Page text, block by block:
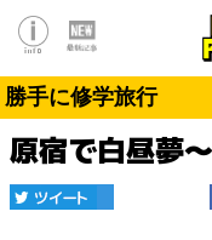
勝手に修学旅行
原宿で白昼夢